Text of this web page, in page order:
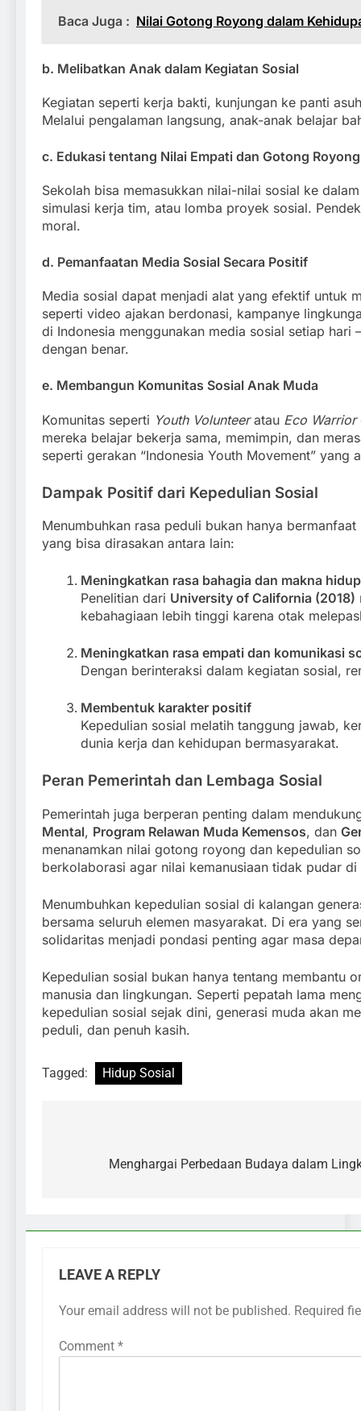
Baca Juga : Nilai Gotong Royong dalam
b. Melibatkan Anak dalam Kegiatan Sosial
Kegiatan seperti kerja bakti, kunjungan ke panti
Melalui pengalaman langsung, anak-anak belajar
c. Edukasi tentang Nilai Empati dan Gotong Royong
Sekolah bisa memasukkan nilai-nilai sosial ke
simulasi kerja tim, atau lomba proyek sosial.
moral.
d. Pemanfaatan Media Sosial Secara Positif
Media sosial dapat menjadi alat yang efektif untuk
seperti video ajakan berdonasi, kampanye
di Indonesia menggunakan media sosial setiap
dengan benar.
e. Membangun Komunitas Sosial Anak Muda
Komunitas seperti Youth Volunteeratau Eco Warrior
mereka belajar bekerja sama, memimpin, dan
seperti gerakan “Indonesia Youth Movement”
Dampak Positif dari Kepedulian Sosial
Menumbuhkan rasa peduli bukan hanya
yang bisa dirasakan antara lain:
Meningkatkan rasa bahagia dan makna hidup
Penelitian dari University of California (2018)
kebahagiaan lebih tinggi karena otak
Meningkatkan rasa empati dan komunikasi
Dengan berinteraksi dalam kegiatan sosial,
Membentuk karakter positif
Kepedulian sosial melatih tanggung jawab,
dunia kerja dan kehidupan bermasyarakat.
Peran Pemerintah dan Lembaga Sosial
Pemerintah juga berperan penting dalam
Mental, Program Relawan Muda Kemensos, dan
menanamkan nilai gotong royong dan kepedulian
berkolaborasi agar nilai kemanusiaan tidak pudar
Menumbuhkan kepedulian sosial di kalangan
bersama seluruh elemen masyarakat. Di era yang
solidaritas menjadi pondasi penting agar masa
Kepedulian sosial bukan hanya tentang membantu
manusia dan lingkungan. Seperti pepatah lama
kepedulian sosial sejak dini, generasi muda akan
peduli, dan penuh kasih.
Tagged: Hidup Sosial
Menghargai Perbedaan Budaya dalam
LEAVE A REPLY
Your email address will not be published. Required
Comment *